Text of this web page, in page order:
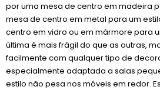
por uma mesa de centro em madeira
mesa de centro em metal para um
centro em vidro ou em mármore para
última é mais frágil do que as outras,
facilmente com qualquer tipo de
especialmente adaptada a salas
estilo não pesa nos móveis em redor.